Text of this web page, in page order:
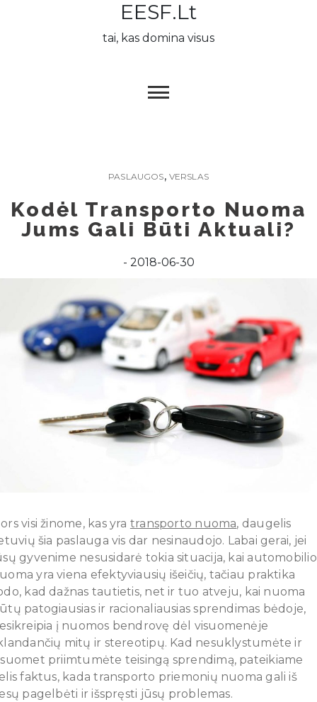
EESF.lt
tai, kas domina visus
PASLAUGOS, VERSLAS
Kodėl Transporto Nuoma
Jums Gali Būti Aktuali?
2018-06-30
visi žinome, kas yra transporto nuoma, daugelis
šia paslauga vis dar nesinaudojo. Labai gerai, jei
gyvenime nesusidarė tokia situacija, kai automobilio
yra viena efektyviausių išeičių, tačiau praktika
kad dažnas tautietis, net ir tuo atveju, kai nuoma
patogiausias ir racionaliausias sprendimas bėdoje,
į nuomos bendrovę dėl visuomenėje
mitų ir stereotipų. Kad nesuklystumėte ir
priimtumėte teisingą sprendimą, pateikiame
faktus, kada transporto priemonių nuoma gali iš
pagelbėti ir išspręsti jūsų problemas.